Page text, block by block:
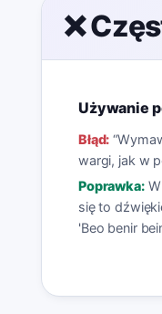
❌
Używanie
Błąd: “
wargi, jak w
Poprawka:
się to
'Beo benir